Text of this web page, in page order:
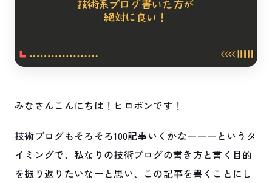
みなさんこんにちは！ヒロポンです！
技術ブログもそろそろ100記事いくかなーーーというタ
イミングで、私なりの技術ブログの書き方と書く目的
を振り返りたいなーと思い、この記事を書くことにし